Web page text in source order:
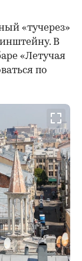
«тучерез»
В
«Летучая
по